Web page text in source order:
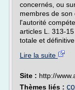
concernés, ou
membres de
l'autorité
articles L. 313-
totale et
Lire la suite
Site : http://
Thèmes liés :